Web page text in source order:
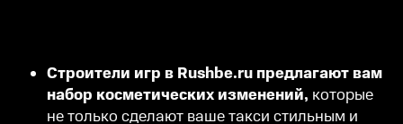
Строители игр в Rushbe.ru предлагают вам
набор косметических изменений, которые
не только сделают ваше такси стильным и